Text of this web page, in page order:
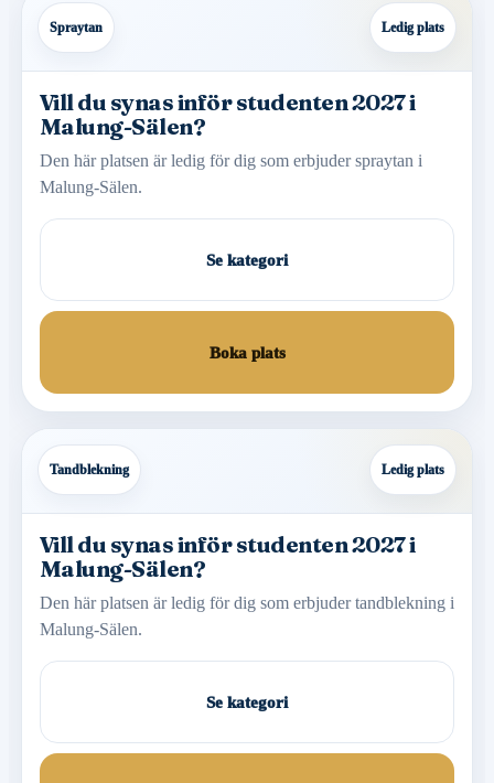
Spraytan Ledig plats
Vill du synas inför studenten 2027 i
Malung-Sälen?
Den här platsen är ledig för dig som erbjuder spraytan i
Malung-Sälen.
Se kategori
Boka plats
Tandblekning Ledig plats
Vill du synas inför studenten 2027 i
Malung-Sälen?
Den här platsen är ledig för dig som erbjuder tandblekning i
Malung-Sälen.
Se kategori